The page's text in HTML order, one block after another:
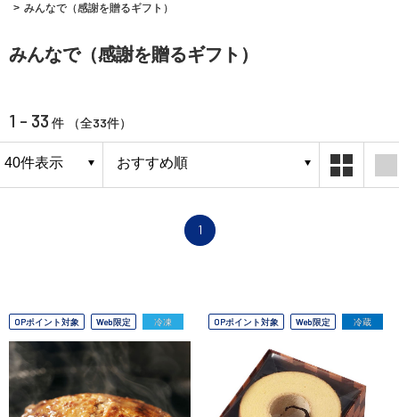
みんなで（感謝を贈るギフト）
みんなで（感謝を贈るギフト）
1 - 33 件 （全33件）
1
OPポイント対象 Web限定 冷凍 OPポイント対象 Web限定 冷蔵